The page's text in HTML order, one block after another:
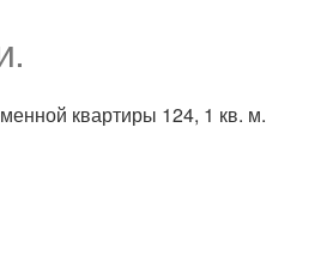
квартиры 124, 1 кв. м.